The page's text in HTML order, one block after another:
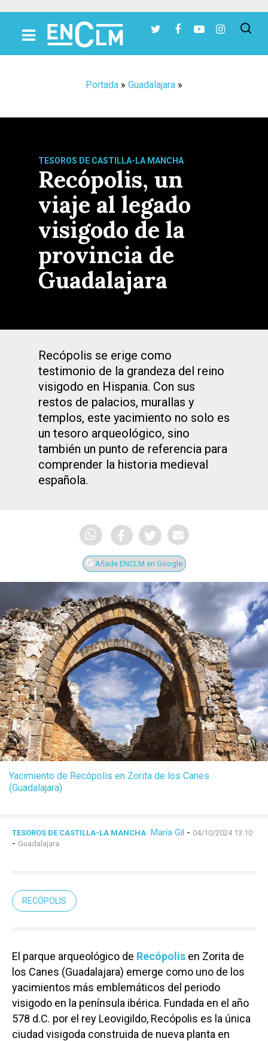
Portada » Guadalajara »
TESOROS DE CASTILLA-LA MANCHA
Recópolis, un
viaje al legado
visigodo de la
provincia de
Guadalajara
Recópolis se erige como
testimonio de la grandeza del reino
visigodo en Hispania. Con sus
restos de palacios, murallas y
templos, este yacimiento no solo es
un tesoro arqueológico, sino
también un punto de referencia para
comprender la historia medieval
española.
Añade ENCLM en Google
Yacimiento de Recópolis en Zorita de los Canes
(Guadalajara)
TESOROS DE CASTILLA-LA MANCHA María Gil - 04/10/2024 13:10
- Guadalajara
RECÓPOLIS
El parque arqueológico de Recópolis en Zorita de
los Canes (Guadalajara) emerge como uno de los
yacimientos más emblemáticos del periodo
visigodo en la península ibérica. Fundada en el año
578 d.C. por el rey Leovigildo, Recópolis es la única
ciudad visigoda construida de nueva planta en